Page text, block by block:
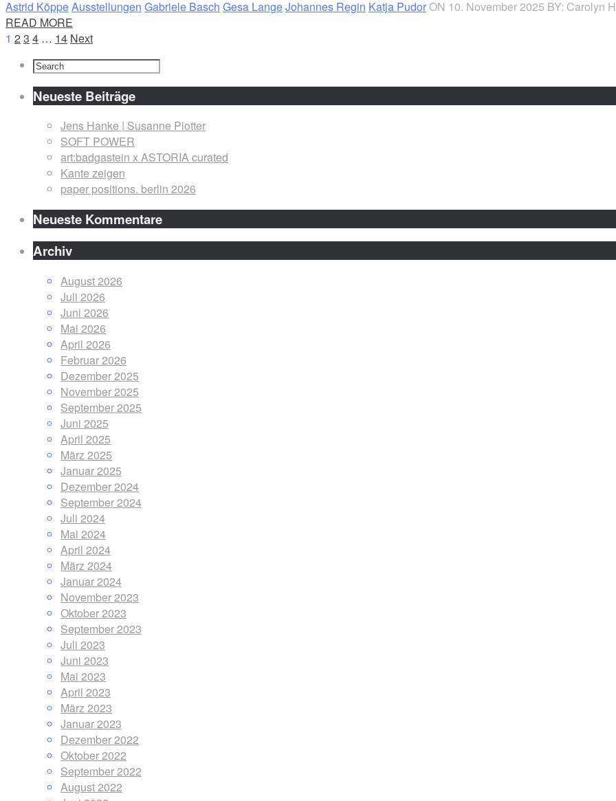
Astrid KöppeAusstellungen Gabriele Basch Gesa LangeJohannes Regin Katja PudorON 10. November 2025 BY: Carolyn
READ MORE
1 2 3 4 … 14 Next
Neueste Beiträge
Jens Hanke | Susanne Piotter
SOFT POWER
art:badgastein x ASTORIA curated
Kante zeigen
paper positions. berlin 2026
Neueste Kommentare
Archiv
August 2026
Juli 2026
Juni 2026
Mai 2026
April 2026
Februar 2026
Dezember 2025
November 2025
September 2025
Juni 2025
April 2025
März 2025
Januar 2025
Dezember 2024
September 2024
Juli 2024
Mai 2024
April 2024
März 2024
Januar 2024
November 2023
Oktober 2023
September 2023
Juli 2023
Juni 2023
Mai 2023
April 2023
März 2023
Januar 2023
Dezember 2022
Oktober 2022
September 2022
August 2022